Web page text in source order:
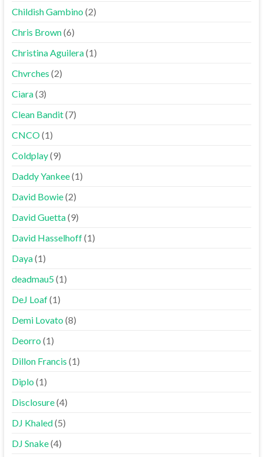
Childish Gambino(2)
Chris Brown(6)
Christina Aguilera(1)
Chvrches (2)
Ciara(3)
Clean Bandit(7)
CNCO(1)
Coldplay(9)
Daddy Yankee(1)
David Bowie(2)
David Guetta(9)
David Hasselhoff(1)
Daya(1)
deadmau5(1)
DeJ Loaf(1)
Demi Lovato(8)
Deorro(1)
Dillon Francis (1)
Diplo(1)
Disclosure(4)
DJ Khaled(5)
DJ Snake(4)